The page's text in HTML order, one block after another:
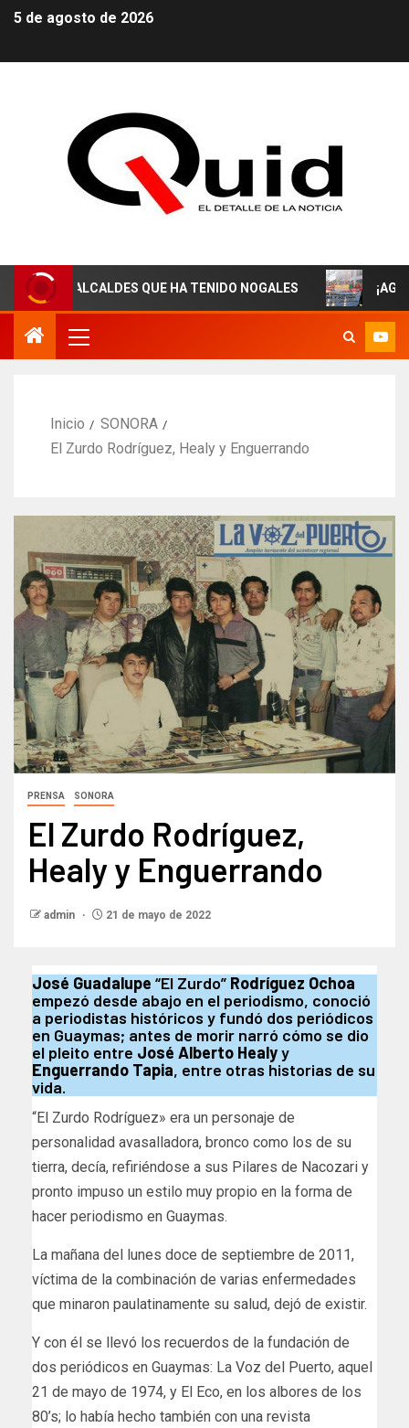
5 de agosto de 2026
ALCALDES QUE HA TENIDO NOGALES ¡AGUAS
Inicio
SONORA
El Zurdo Rodríguez, Healy y Enguerrando
PRENSA SONORA
El Zurdo Rodríguez,
Healy y Enguerrando
admin 21 de mayo de 2022
José Guadalupe “El Zurdo” Rodríguez Ochoa
empezó desde abajo en el periodismo, conoció
a periodistas históricos y fundó dos periódicos
en Guaymas; antes de morir narró cómo se dio
el pleito entre José Alberto Healyy
Enguerrando Tapia, entre otras historias de su
vida.
“El Zurdo Rodríguez» era un personaje de
personalidad avasalladora, bronco como los de su
tierra, decía, refiriéndose a sus Pilares de Nacozari y
pronto impuso un estilo muy propio en la forma de
hacer periodismo en Guaymas.
La mañana del lunes doce de septiembre de 2011,
víctima de la combinación de varias enfermedades
que minaron paulatinamente su salud, dejó de existir.
Y con él se llevó los recuerdos de la fundación de
dos periódicos en Guaymas: La Voz del Puerto, aquel
21 de mayo de 1974, y El Eco, en los albores de los
80’s; lo había hecho también con una revista